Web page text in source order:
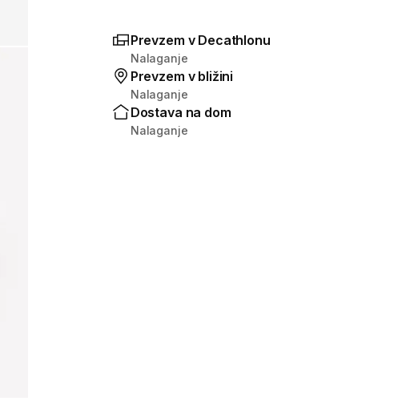
Prevzem v Decathlonu
Nalaganje
Prevzem v bližini
Nalaganje
Dostava na dom
Nalaganje